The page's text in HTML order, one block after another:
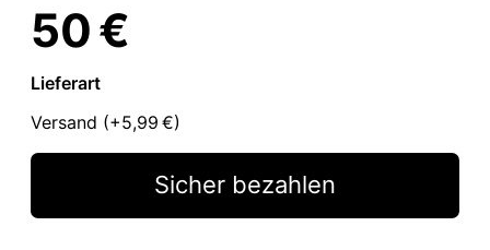
50 €
Lieferart
Versand (+5,99 €)
Sicher bezahlen